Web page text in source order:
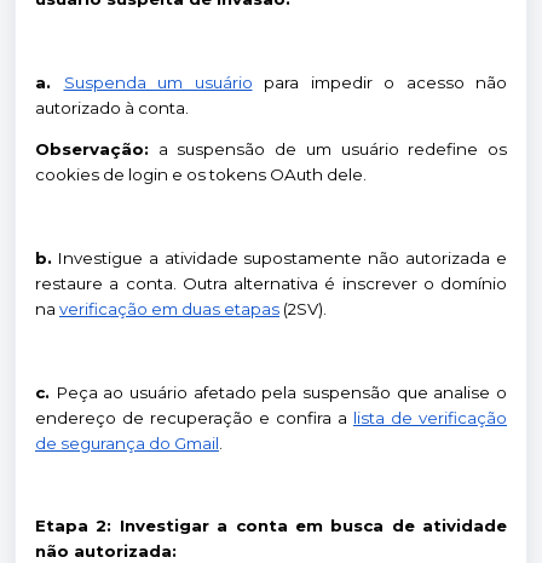
a. Suspenda um usuário para impedir o acesso não
autorizado à conta.
Observação: a suspensão de um usuário redefine os
cookies de login e os tokens OAuth dele.
b. Investigue a atividade supostamente não autorizada e
restaure a conta. Outra alternativa é inscrever o domínio
na verificação em duas etapas (2SV).
c. Peça ao usuário afetado pela suspensão que analise o
endereço de recuperação e confira a lista de verificação
de segurança do Gmail
Etapa 2: Investigar a conta em busca de atividade
não autorizada: